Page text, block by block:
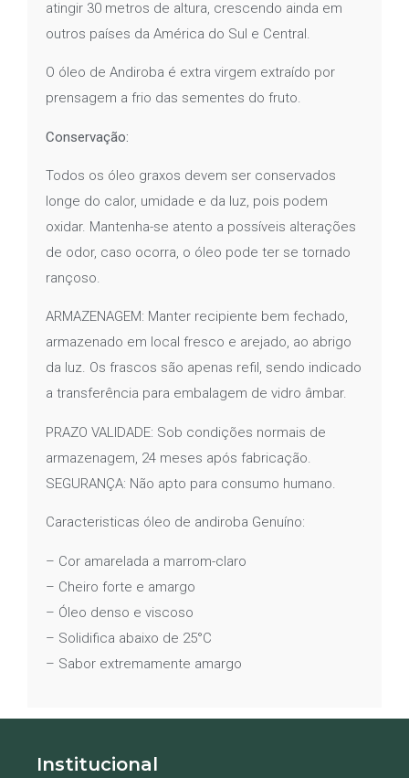
atingir 30 metros de altura, crescendo ainda em
outros países da América do Sul e Central.
O óleo de Andiroba é extra virgem extraído por
prensagem a frio das sementes do fruto.
Conservação:
Todos os óleo graxos devem ser conservados
longe do calor, umidade e da luz, pois podem
oxidar. Mantenha-se atento a possíveis alterações
de odor, caso ocorra, o óleo pode ter se tornado
rançoso.
ARMAZENAGEM: Manter recipiente bem fechado,
armazenado em local fresco e arejado, ao abrigo
da luz. Os frascos são apenas refil, sendo indicado
a transferência para embalagem de vidro âmbar.
PRAZO VALIDADE: Sob condições normais de
armazenagem, 24 meses após fabricação.
SEGURANÇA: Não apto para consumo humano.
Caracteristicas óleo de andiroba Genuíno:
– Cor amarelada a marrom-claro
– Cheiro forte e amargo
– Óleo denso e viscoso
– Solidifica abaixo de 25°C
– Sabor extremamente amargo
Institucional